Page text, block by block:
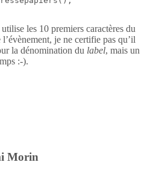
les 10 premiers caractères du
je ne certifie pas qu’il
la dénomination du label, mais un
:-).
Morin